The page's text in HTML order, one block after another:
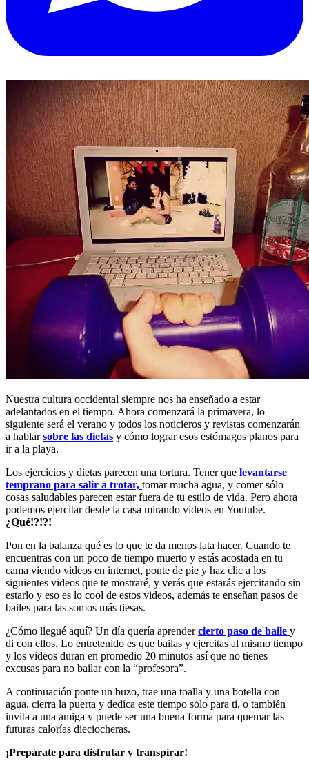
Nuestra cultura occidental siempre nos ha enseñado a estar
adelantados en el tiempo. Ahora comenzará la primavera, lo
siguiente será el verano y todos los noticieros y revistas comenzarán
a hablarsobre las dietas y cómo lograr esos estómagos planos para
ir a la playa.
Los ejercicios y dietas parecen una tortura. Tener que levantarse
temprano para salir a trotar, tomar mucha agua, y comer sólo
cosas saludables parecen estar fuera de tu estilo de vida. Pero ahora
podemos ejercitar desde la casa mirando videos en Youtube.
¿Qué!?!?!
Pon en la balanza qué es lo que te da menos lata hacer. Cuando te
encuentras con un poco de tiempo muerto y estás acostada en tu
cama viendo videos en internet, ponte de pie y haz clic a los
siguientes videos que te mostraré, y verás que estarás ejercitando sin
estarlo y eso es lo cool de estos videos, además te enseñan pasos de
bailes para las somos más tiesas.
¿Cómo llegué aquí? Un día quería aprendercierto paso de baile y
di con ellos. Lo entretenido es que bailas y ejercitas al mismo tiempo
y los videos duran en promedio 20 minutos así que no tienes
excusas para no bailar con la “profesora”.
A continuación ponte un buzo, trae una toalla y una botella con
agua, cierra la puerta y dedíca este tiempo sólo para ti, o también
invita a una amiga y puede ser una buena forma para quemar las
futuras calorías dieciocheras.
¡Prepárate para disfrutar y transpirar!